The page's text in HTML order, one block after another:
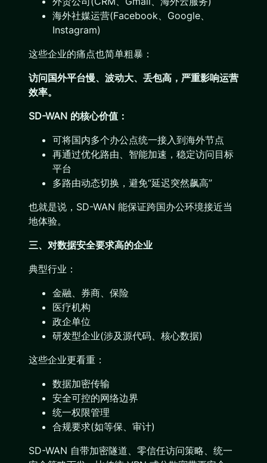
海外社媒运营(Facebook、Google、
Instagram)
这些企业的痛点也简单粗暴：
访问国外平台慢、波动大、丢包高，严重影响运营
效率。
SD-WAN 的核心价值：
可将国内多个办公点统一接入到海外节点
再通过优化路由、智能加速，稳定访问目标
平台
多路由动态切换，避免“延迟突然飙高”
也就是说，SD-WAN 能保证跨国办公环境接近当
地体验。
三、对数据安全要求高的企业
典型行业：
金融、券商、保险
医疗机构
政企单位
研发型企业(涉及源代码、核心数据)
这些企业更看重：
数据加密传输
安全可控的网络边界
统一权限管理
合规要求(如等保、审计)
SD-WAN 自带加密隧道、零信任访问策略、统一